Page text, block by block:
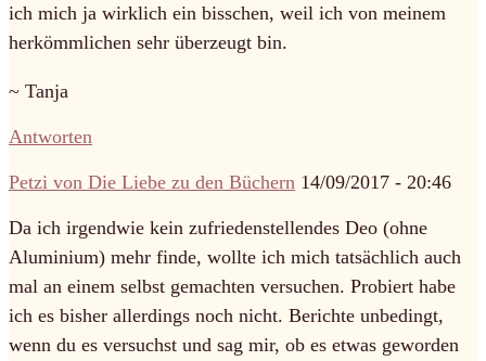
ich mich ja wirklich ein bisschen, weil ich von meinem
herkömmlichen sehr überzeugt bin.
~ Tanja
Antworten
Petzi von Die Liebe zu den Büchern 14/09/2017 - 20:46
Da ich irgendwie kein zufriedenstellendes Deo (ohne
Aluminium) mehr finde, wollte ich mich tatsächlich auch
mal an einem selbst gemachten versuchen. Probiert habe
ich es bisher allerdings noch nicht. Berichte unbedingt,
wenn du es versuchst und sag mir, ob es etwas geworden